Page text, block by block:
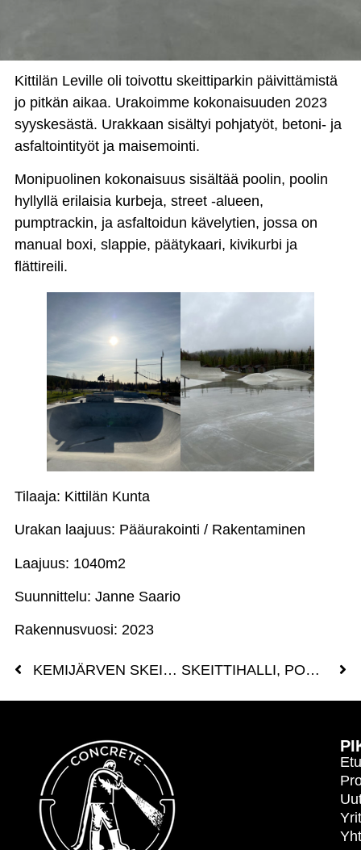
Kittilän Leville oli toivottu skeittiparkin päivittämistä
jo pitkän aikaa. Urakoimme kokonaisuuden 2023
syyskesästä. Urakkaan sisältyi pohjatyöt, betoni- ja
asfaltointityöt ja maisemointi.
Monipuolinen kokonaisuus sisältää poolin, poolin
hyllyllä erilaisia kurbeja, street -alueen,
pumptrackin, ja asfaltoidun kävelytien, jossa on
manual boxi, slappie, päätykaari, kivikurbi ja
flättireili.
Tilaaja: Kittilän Kunta
Urakan laajuus: Pääurakointi / Rakentaminen
Laajuus: 1040m2
Suunnittelu: Janne Saario
Rakennusvuosi: 2023
KEMIJÄRVEN SKEITTIPUISTO SKEITTIHALLI, PORVOO